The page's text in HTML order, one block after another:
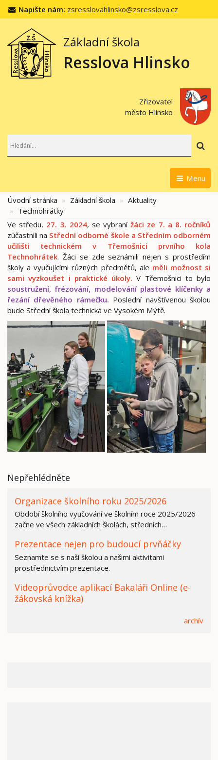
Napište nám: zsresslovahlinsko@zsresslova.cz
Základní škola
Resslova Hlinsko
Zřizovatel
město Hlinsko
Menu
Úvodní stránka Základní škola
Aktuality
Technohrátky
Ve středu, 27. 3. 2024, se vybranížáci ze 7. a 8. ročníků
zúčastnili na Střední odborné škole a Středním odborném
učilišti technickém v Třemošnici
prvního kola
Technohrátek. Žáci se zde seznámili nejen s prostředím
školy a vyučujícími různých předmětů, ale měli možnost si
sami vyzkoušet i praktické úkoly. V Třemošnici to bylo
soustružení, frézování, modelování plastové klíčenky a
řezání dřevěného rámečku. Poslední navštívenou školou
bude Střední škola technická ve Vysokém Mýtě.
Nepřehlédněte
Organizace školního roku 2025/2026
Období školního vyučování ve školním roce 2025/2026
začne ve všech základních školách, středních…
Prezentace nejen pro budoucí prvňáčky
Seznamte se s naší školou a našimi aktivitami
prostřednictvím prezentace.
Videoprůvodce aplikací Bakaláři Online (e-
žákovská knížka)
archív